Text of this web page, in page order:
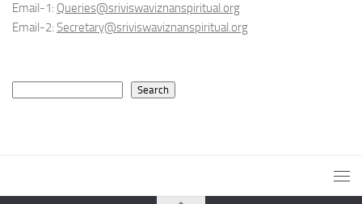
Email-1: Queries@sriviswaviznanspiritual.org
Email-2: Secretary@sriviswaviznanspiritual.org
Search